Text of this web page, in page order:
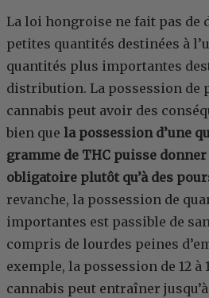
La loi hongroise ne fait pas de
petites quantités destinées à
quantités plus importantes
distribution. La possession de
cannabis peut avoir des
bien que la possession d’une
gramme de THC puisse
obligatoire plutôt qu’à des
revanche, la possession de
importantes est passible de
compris de lourdes peines
exemple, la possession de 12 à
cannabis peut entraîner